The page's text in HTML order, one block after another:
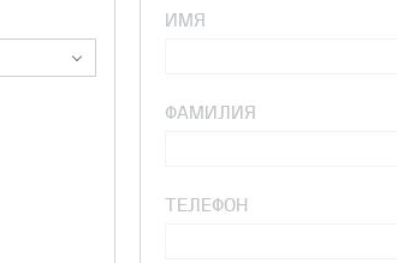
ИМЯ
ФАМИЛИЯ
ТЕЛЕФОН